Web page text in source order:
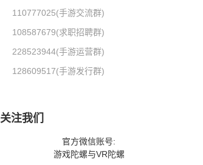
110777025(手游交流群)
108587679(求职招聘群)
228523944(手游运营群)
128609517(手游发行群)
关注我们
官方微信账号:
游戏陀螺与VR陀螺